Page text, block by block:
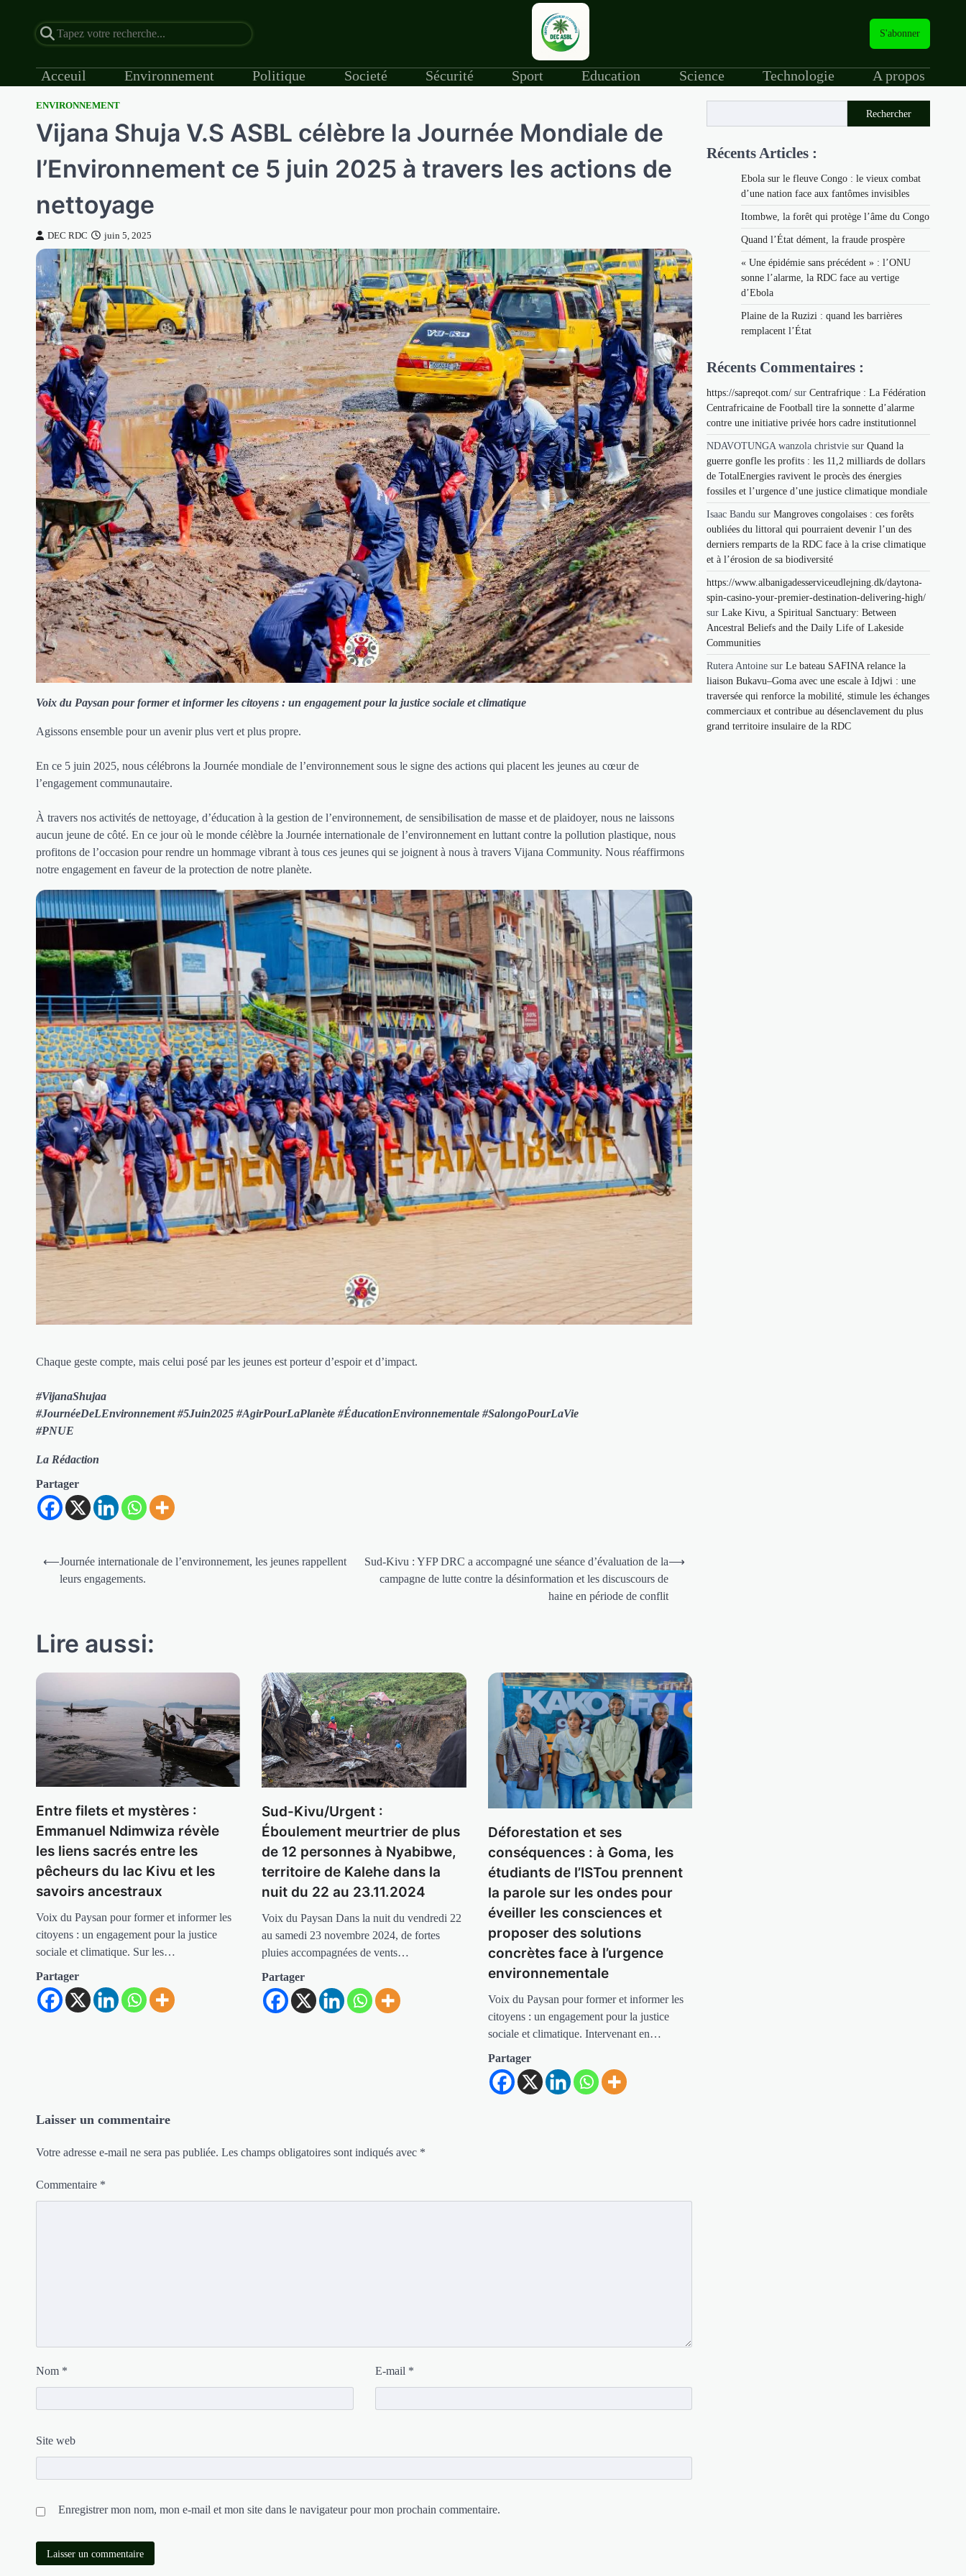
S'abonner
Acceuil Environnement Politique Societé Sécurité Sport Education Science Technologie A propos
ENVIRONNEMENT
Vijana Shuja V.S ASBL célèbre la Journée Mondiale de
l’Environnement ce 5 juin 2025 à travers les actions de
nettoyage
DEC RDC juin 5, 2025
Voix du Paysan pour former et informer les citoyens : un engagement pour la justice sociale et climatique
Agissons ensemble pour un avenir plus vert et plus propre.
En ce 5 juin 2025, nous célébrons la Journée mondiale de l’environnement sous le signe des actions qui placent les jeunes au cœur de
l’engagement communautaire.
À travers nos activités de nettoyage, d’éducation à la gestion de l’environnement, de sensibilisation de masse et de plaidoyer, nous ne laissons
aucun jeune de côté. En ce jour où le monde célèbre la Journée internationale de l’environnement en luttant contre la pollution plastique, nous
profitons de l’occasion pour rendre un hommage vibrant à tous ces jeunes qui se joignent à nous à travers Vijana Community. Nous réaffirmons
notre engagement en faveur de la protection de notre planète.
Chaque geste compte, mais celui posé par les jeunes est porteur d’espoir et d’impact.
#VijanaShujaa
#JournéeDeLEnvironnement #5Juin2025 #AgirPourLaPlanète #ÉducationEnvironnementale #SalongoPourLaVie
#PNUE
La Rédaction
Partager
Navigation
⟵Journée internationale de l’environnement, les jeunes rappellent
leurs engagements.
Sud-Kivu : YFP DRC a accompagné une séance d’évaluation de la
campagne de lutte contre la désinformation et les discuscours de
haine en période de conflit
⟶
Lire aussi:
Entre filets et mystères :
Emmanuel Ndimwiza révèle
les liens sacrés entre les
pêcheurs du lac Kivu et les
savoirs ancestraux
Voix du Paysan pour former et informer les
citoyens : un engagement pour la justice
sociale et climatique. Sur les…
Partager
Sud-Kivu/Urgent :
Éboulement meurtrier de plus
de 12 personnes à Nyabibwe,
territoire de Kalehe dans la
nuit du 22 au 23.11.2024
Voix du Paysan Dans la nuit du vendredi 22
au samedi 23 novembre 2024, de fortes
pluies accompagnées de vents…
Partager
Déforestation et ses
conséquences : à Goma, les
étudiants de l’ISTou prennent
la parole sur les ondes pour
éveiller les consciences et
proposer des solutions
concrètes face à l’urgence
environnementale
Voix du Paysan pour former et informer les
citoyens : un engagement pour la justice
sociale et climatique. Intervenant en…
Partager
Laisser un commentaire
Votre adresse e-mail ne sera pas publiée. Les champs obligatoires sont indiqués avec *
Commentaire *
Nom * E-mail *
Site web
Enregistrer mon nom, mon e-mail et mon site dans le navigateur pour mon prochain commentaire.
Rechercher
Récents Articles :
Ebola sur le fleuve Congo : le vieux combat
d’une nation face aux fantômes invisibles
Itombwe, la forêt qui protège l’âme du Congo
Quand l’État dément, la fraude prospère
« Une épidémie sans précédent » : l’ONU
sonne l’alarme, la RDC face au vertige
d’Ebola
Plaine de la Ruzizi : quand les barrières
remplacent l’État
Récents Commentaires :
https://sapreqot.com/ sur Centrafrique : La Fédération
Centrafricaine de Football tire la sonnette d’alarme
contre une initiative privée hors cadre institutionnel
NDAVOTUNGA wanzola christvie sur Quand la
guerre gonfle les profits : les 11,2 milliards de dollars
de TotalEnergies ravivent le procès des énergies
fossiles et l’urgence d’une justice climatique mondiale
Isaac Bandu sur Mangroves congolaises : ces forêts
oubliées du littoral qui pourraient devenir l’un des
derniers remparts de la RDC face à la crise climatique
et à l’érosion de sa biodiversité
https://www.albanigadesserviceudlejning.dk/daytona-
spin-casino-your-premier-destination-delivering-high/
sur Lake Kivu, a Spiritual Sanctuary: Between
Ancestral Beliefs and the Daily Life of Lakeside
Communities
Rutera Antoine sur Le bateau SAFINA relance la
liaison Bukavu–Goma avec une escale à Idjwi : une
traversée qui renforce la mobilité, stimule les échanges
commerciaux et contribue au désenclavement du plus
grand territoire insulaire de la RDC